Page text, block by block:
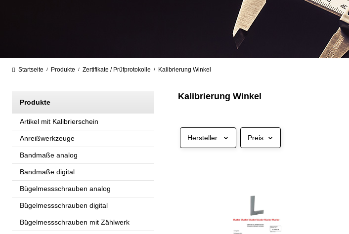
Startseite / Produkte / Zertifikate / Prüfprotokolle / Kalibrierung Winkel
Produkte
Artikel mit Kalibrierschein
Anreißwerkzeuge
Bandmaße analog
Bandmaße digital
Bügelmessschrauben analog
Bügelmessschrauben digital
Bügelmessschrauben mit Zählwerk
Kalibrierung Winkel
Hersteller Preis